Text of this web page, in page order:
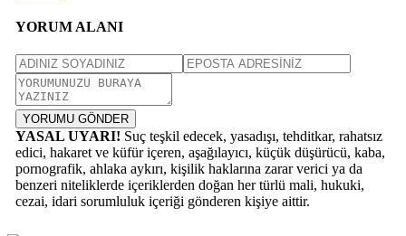
YORUM ALANI
YORUMU GÖNDER
YASAL UYARI! Suç teşkil edecek, yasadışı, tehditkar, rahatsız
edici, hakaret ve küfür içeren, aşağılayıcı, küçük düşürücü, kaba,
pornografik, ahlaka aykırı, kişilik haklarına zarar verici ya da
benzeri niteliklerde içeriklerden doğan her türlü mali, hukuki,
cezai, idari sorumluluk içeriği gönderen kişiye aittir.